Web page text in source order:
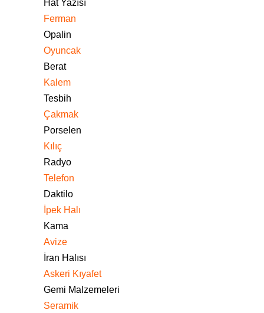
Hat Yazısı
Ferman
Opalin
Oyuncak
Berat
Kalem
Tesbih
Çakmak
Porselen
Kılıç
Radyo
Telefon
Daktilo
İpek Halı
Kama
Avize
İran Halısı
Askeri Kıyafet
Gemi Malzemeleri
Seramik